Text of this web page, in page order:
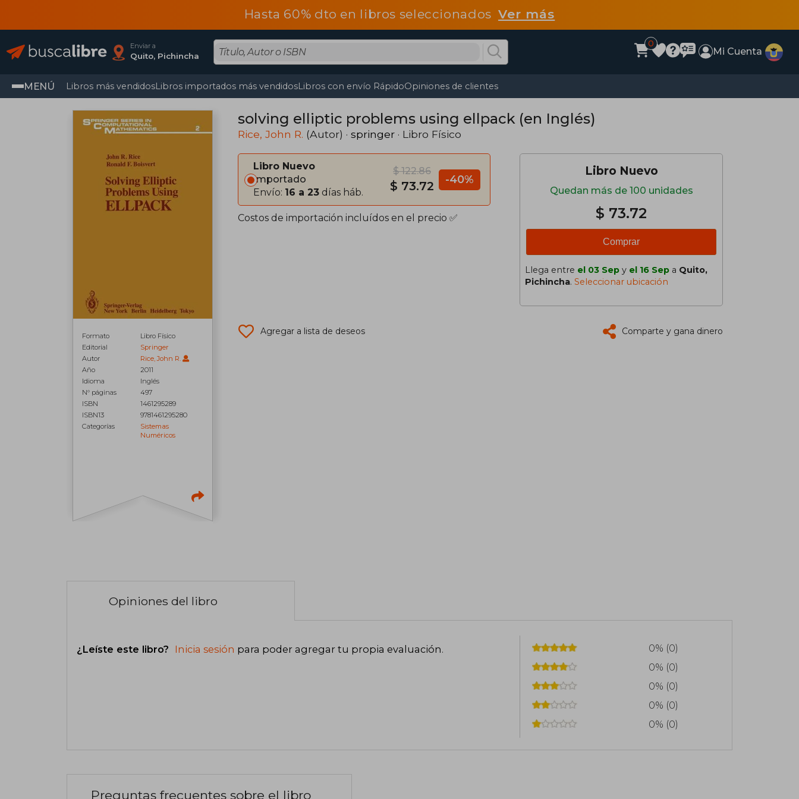
Hasta 60% dto en libros seleccionadosVer más
Enviar a
Quito, Pichincha
0
Mi Cuenta
MENÚ Libros más vendidosLibros importados más vendidosLibros con envío RápidoOpiniones de clientes
Formato
Libro Físico
Editorial
Springer
Autor
Rice, John R.
Año
2011
Idioma
Inglés
N° páginas
497
ISBN
1461295289
ISBN13
9781461295280
Categorías
Sistemas
Numéricos
solving elliptic problems using ellpack (en Inglés)
Rice, John R. (Autor) · springer · Libro Físico
Libro Nuevo
Importado
Envío: 16 a 23 días háb.
$ 122.86
$ 73.72 -40%
Costos de importación incluídos en el precio ✅
Libro Nuevo
Quedan más de 100 unidades
$ 73.72
Comprar
Llega entre el 03 Sep y el 16 Sep a Quito,
Pichincha. Seleccionar ubicación
Agregar a lista de deseos Comparte y gana dinero
Opiniones del libro
¿Leíste este libro? Inicia sesión para poder agregar tu propia evaluación.
0% (0)
0% (0)
0% (0)
0% (0)
0% (0)
Preguntas frecuentes sobre el libro